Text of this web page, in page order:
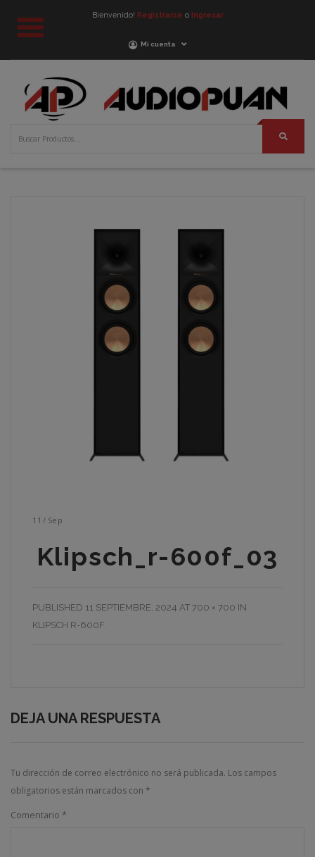
Bienvenido! Registrarse o Ingresar
Mi cuenta
11 / Sep
Klipsch_r-600f_03
PUBLISHED 11 SEPTIEMBRE, 2024 AT 700 × 700 IN
KLIPSCH R-600F.
DEJA UNA RESPUESTA
Tu dirección de correo electrónico no será publicada. Los campos
obligatorios están marcados con *
Comentario *